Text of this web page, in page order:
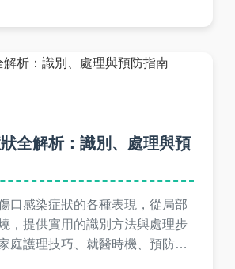
關心健康的人士閱讀。
全解析：識別、處理與預
口感染症狀的各種表現，從局部
，提供實用的識別方法與處理步
庭護理技巧、就醫時機、預防措